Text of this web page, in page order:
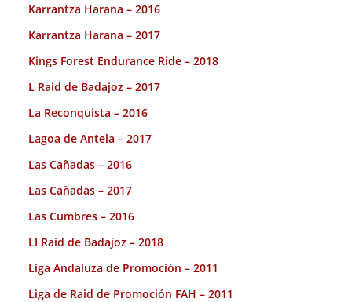
Karrantza Harana – 2016
Karrantza Harana – 2017
Kings Forest Endurance Ride – 2018
L Raid de Badajoz – 2017
La Reconquista – 2016
Lagoa de Antela – 2017
Las Cañadas – 2016
Las Cañadas – 2017
Las Cumbres – 2016
LI Raid de Badajoz – 2018
Liga Andaluza de Promoción – 2011
Liga de Raid de Promoción FAH – 2011